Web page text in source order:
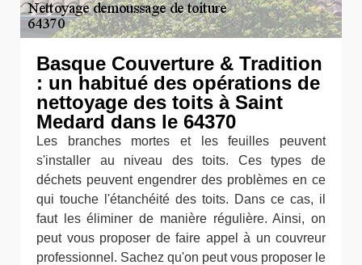
Basque Couverture & Tradition
: un habitué des opérations de
nettoyage des toits à Saint
Medard dans le 64370
Les branches mortes et les feuilles peuvent
s'installer au niveau des toits. Ces types de
déchets peuvent engendrer des problèmes en ce
qui touche l'étanchéité des toits. Dans ce cas, il
faut les éliminer de manière régulière. Ainsi, on
peut vous proposer de faire appel à un couvreur
professionnel. Sachez qu'on peut vous proposer le